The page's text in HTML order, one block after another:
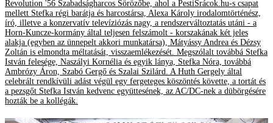
Revolution '56 Szabadságharcos Sörözőbe, ahol a PestiSrácok.hu-s csapat
mellett Stefka régi barátja és harcostársa, Alexa Károly irodalomtörténész,
író, illetve a konzervatív televíziózás nagy, a rendszerváltoztatás utáni - a
Horn-Kuncze-kormány által teljesen felszámolt - korszakának két jeles
alakja (egyben az ünnepelt akkori munkatársa), Mátyássy Andrea és Dézsy
Zoltán is elmondta méltatását, visszaemlékezését. Megszólalt továbbá Stefka
István felesége, Naszályi Kornélia és egyik lánya, Stefka Nóra, továbbá
Ambrózy Áron, Szabó Gergő és Szalai Szilárd. A Huth Gergely által
celebrált rendkívüli adást végül egy fergeteges köszöntés követte, a tortát és
a pezsgőt Stefka István kedvenc együttesének, az AC/DC-nek a dübörgésére
hozták be a kollégák.